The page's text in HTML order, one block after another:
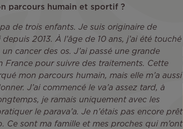
parcours humain et sportif ?
de trois enfants. Je suis originaire de
2013. À l’âge de 10 ans, j’ai été touché
cancer des os. J’ai passé une grande
France pour suivre des traitements. Cette
mon parcours humain, mais elle m’a aussi
J’ai commencé le va’a assez tard, à
je ramais uniquement avec les
le parava’a. Je n’étais pas encore prêt
Ce sont ma famille et mes proches qui m’ont